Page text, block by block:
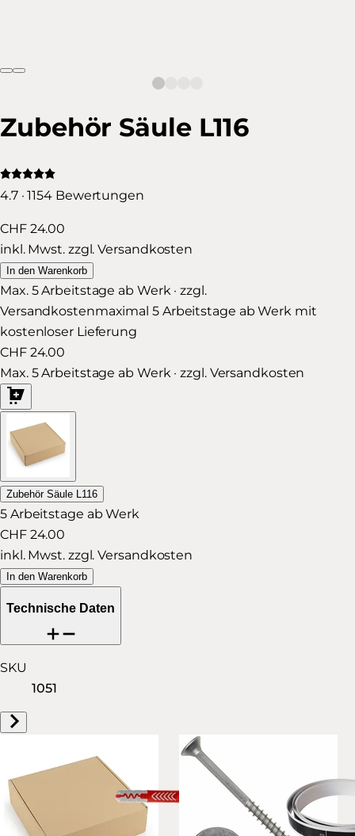
Zubehör Säule L116
4.7 · 1154 Bewertungen
CHF 24.00
inkl. Mwst. zzgl. Versandkosten
In den Warenkorb
Max. 5 Arbeitstage ab Werk · zzgl.
Versandkostenmaximal 5 Arbeitstage ab Werk mit
kostenloser Lieferung
CHF 24.00
Max. 5 Arbeitstage ab Werk · zzgl. Versandkosten
Zubehör Säule L116
5 Arbeitstage ab Werk
CHF 24.00
inkl. Mwst. zzgl. Versandkosten
In den Warenkorb
Technische Daten
SKU
1051